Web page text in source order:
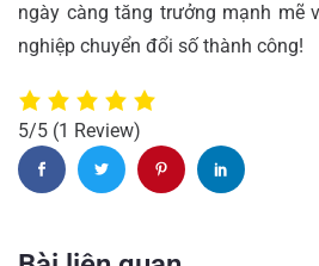
ngày càng tăng trưởng mạnh mẽ
nghiệp chuyển đổi số thành công!
5/5 (1 Review)